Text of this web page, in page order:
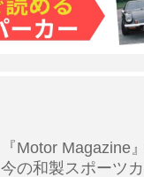
『Motor Magazine
今の和製スポーツ